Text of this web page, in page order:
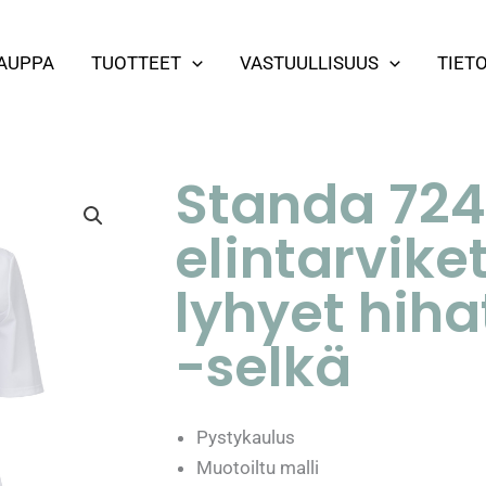
TUOTTEET VASTUULLISUUS
Standa
lyhyet
-selkä
Pystykaulus
Muotoiltu malli